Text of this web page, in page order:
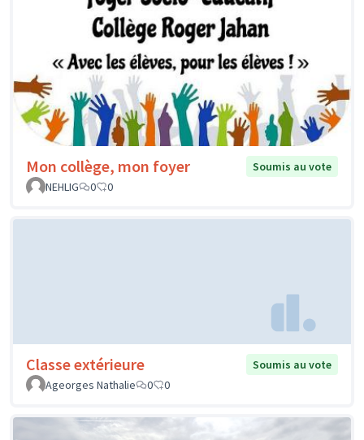
Mon collège, mon foyer
Soumis au vote
NEHLIG
0 0
Classe extérieure
Soumis au vote
Ageorges Nathalie
0 0